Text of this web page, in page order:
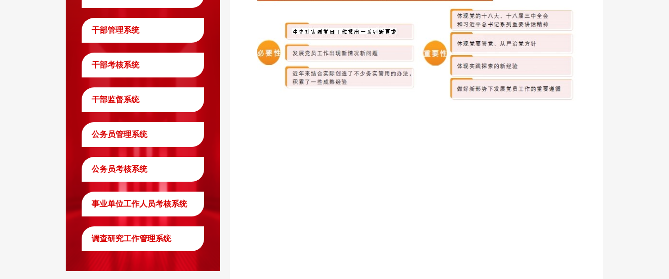
干部管理系统
干部考核系统
干部监督系统
公务员管理系统
公务员考核系统
事业单位工作人员考核系统
调查研究工作管理系统